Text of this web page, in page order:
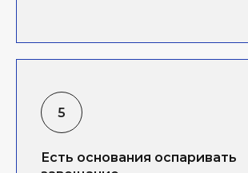
Есть основания оспаривать